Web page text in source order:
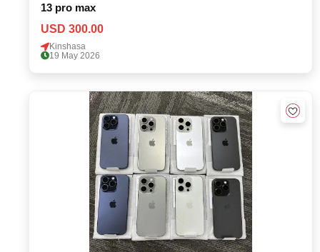
13 pro max
USD 300.00
Kinshasa
19 May 2026